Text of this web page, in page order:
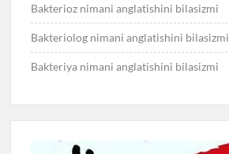
Bakterioz nimani anglatishini bilasizmi
Bakteriolog nimani anglatishini bilasizmi
Bakteriya nimani anglatishini bilasizmi